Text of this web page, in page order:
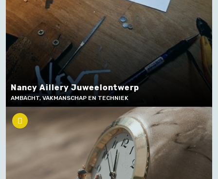
Nancy Aillery Juweelontwerp
AMBACHT, VAKMANSCHAP EN TECHNIEK